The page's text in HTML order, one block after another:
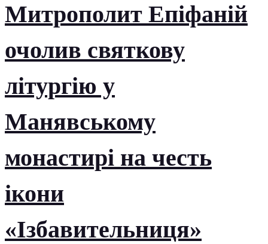
Митрополит Епіфаній
очолив святкову
літургію у
Манявському
монастирі на честь
ікони
«Ізбавительниця»